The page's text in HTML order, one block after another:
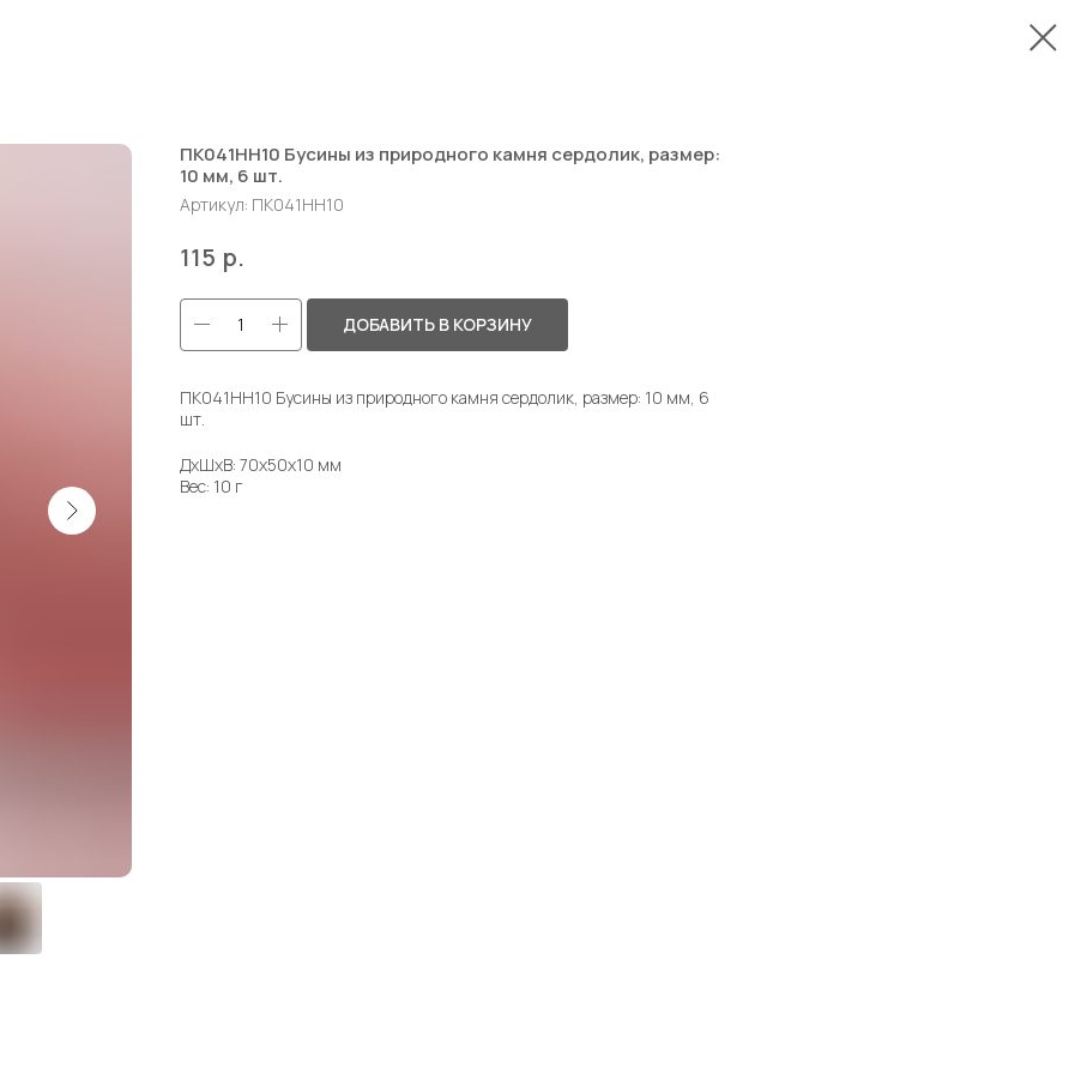
ПК041НН10 Бусины из природного камня сердолик, размер:
10 мм, 6 шт.
Артикул: ПК041НН10
115 р.
ДОБАВИТЬ В КОРЗИНУ
ПК041НН10 Бусины из природного камня сердолик, размер: 10 мм, 6
шт.
ДxШxВ: 70x50x10 мм
Вес: 10 г